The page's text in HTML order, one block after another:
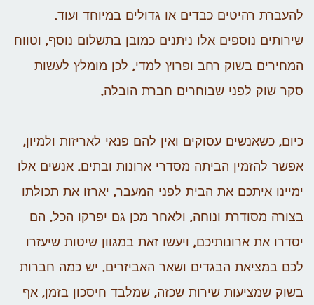
להעברת רהיטים כבדים או גדולים במיוחד ועוד.
שירותים נוספים אלו ניתנים כמובן בתשלום נוסף, וטווח
המחירים בשוק רחב ופרוץ למדי, לכן מומלץ לעשות
סקר שוק לפני שבוחרים חברת הובלה.
כיום, כשאנשים עסוקים ואין להם פנאי לאריזות ולמיון,
אפשר להזמין הביתה מסדרי ארונות ובתים. אנשים אלו
ימיינו איתכם את הבית לפני המעבר, יארזו את תכולתו
בצורה מסודרת ונוחה, ולאחר מכן גם יפרקו הכל. הם
יסדרו את ארונותיכם, ויעשו זאת במגוון שיטות שיעזרו
לכם במציאת הבגדים ושאר האביזרים. יש כמה חברות
בשוק שמציעות שירות שכזה, שמלבד חיסכון בזמן, אף